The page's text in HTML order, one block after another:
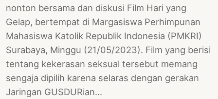
nonton bersama dan diskusi Film Hari yang
Gelap, bertempat di Margasiswa Perhimpunan
Mahasiswa Katolik Republik Indonesia (PMKRI)
Surabaya, Minggu (21/05/2023). Film yang berisi
tentang kekerasan seksual tersebut memang
sengaja dipilih karena selaras dengan gerakan
Jaringan GUSDURian…